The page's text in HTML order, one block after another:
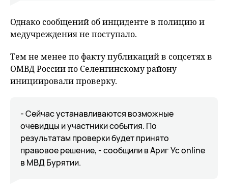
Однако сообщений об инциденте в полицию и
медучреждения не поступало.
Тем не менее по факту публикаций в соцсетях в
ОМВД России по Селенгинскому району
инициировали проверку.
- Сейчас устанавливаются возможные
очевидцы и участники события. По
результатам проверки будет принято
правовое решение, - сообщили в Ариг Ус online
в МВД Бурятии.